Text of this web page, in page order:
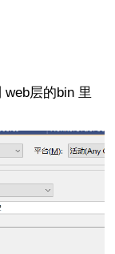
层的bin 里